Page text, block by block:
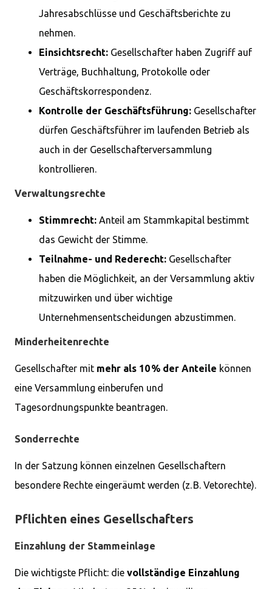
Jahresabschlüsse und Geschäftsberichte zu
nehmen.
Einsichtsrecht: Gesellschafter haben Zugriff auf
Verträge, Buchhaltung, Protokolle oder
Geschäftskorrespondenz.
Kontrolle der Geschäftsführung: Gesellschafter
dürfen Geschäftsführer im laufenden Betrieb als
auch in der Gesellschafterversammlung
kontrollieren.
Verwaltungsrechte
Stimmrecht: Anteil am Stammkapital bestimmt
das Gewicht der Stimme.
Teilnahme- und Rederecht: Gesellschafter
haben die Möglichkeit, an der Versammlung aktiv
mitzuwirken und über wichtige
Unternehmensentscheidungen abzustimmen.
Minderheitenrechte
Gesellschafter mit mehr als 10 % der Anteile können
eine Versammlung einberufen und
Tagesordnungspunkte beantragen.
Sonderrechte
In der Satzung können einzelnen Gesellschaftern
besondere Rechte eingeräumt werden (z. B. Vetorechte).
Pflichten eines Gesellschafters
Einzahlung der Stammeinlage
Die wichtigste Pflicht: die vollständige Einzahlung